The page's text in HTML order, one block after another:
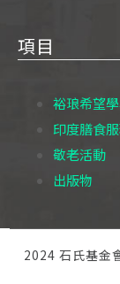
項目
裕琅希望
印度膳食
敬老活動
出版物
2024 石氏基